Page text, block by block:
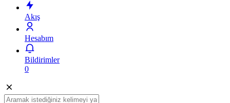
Akış
Hesabım
Bildirimler
0